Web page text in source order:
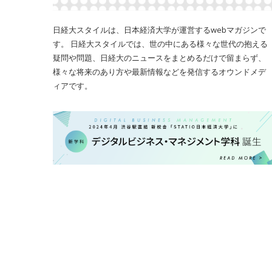
日経大スタイルは、日本経済大学が運営するwebマガジンで
す。 日経大スタイルでは、世の中にある様々な世代の抱える
疑問や問題、日経大のニュースをまとめるだけで留まらず、
様々な将来のあり方や最新情報などを発信するオウンドメデ
ィアです。